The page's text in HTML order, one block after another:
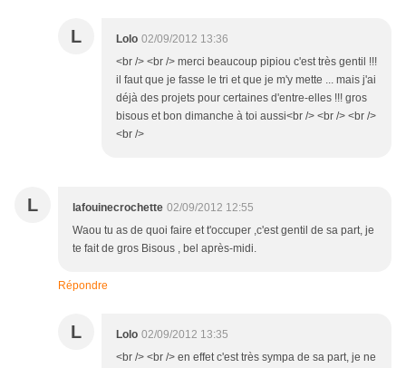
L Lolo 02/09/2012 13:36
<br /> <br /> merci beaucoup pipiou c'est très gentil !!!
il faut que je fasse le tri et que je m'y mette ... mais j'ai
déjà des projets pour certaines d'entre-elles !!! gros
bisous et bon dimanche à toi aussi<br /> <br /> <br />
<br />
L lafouinecrochette 02/09/2012 12:55
Waou tu as de quoi faire et t'occuper ,c'est gentil de sa part, je
te fait de gros Bisous , bel après-midi.
Répondre
L Lolo 02/09/2012 13:35
<br /> <br /> en effet c'est très sympa de sa part, je ne